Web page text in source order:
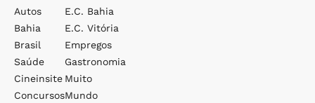
Autos
Bahia
Brasil
Saúde
Cineinsite
Concursos
E.c. Bahia
E.c. Vitória
Empregos
Gastronomia
Muito
Mundo